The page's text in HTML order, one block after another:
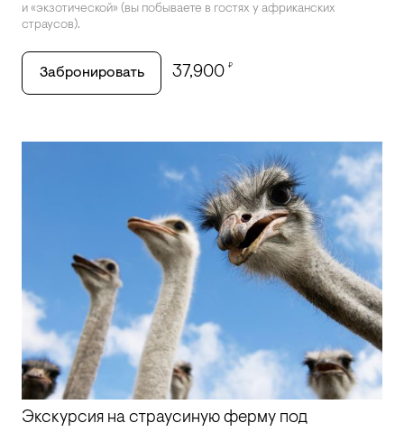
и «экзотической» (вы побываете в гостях у африканских
страусов).
Забронировать 37,900 ₽
Экскурсия на страусиную ферму под